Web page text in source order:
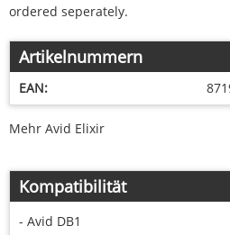
ordered seperately.
Artikelnummern
EAN:
Mehr Avid Elixir
Kompatibilität
- Avid DB1